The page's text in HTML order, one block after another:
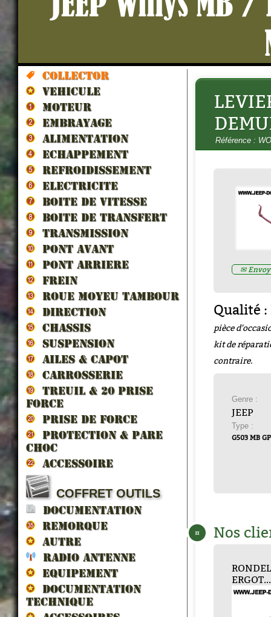
Collector
VEHICULE
MOTEUR
EMBRAYAGE
ALIMENTATION
ECHAPPEMENT
REFROIDISSEMENT
ELECTRICITE
BOITE DE VITESSE
BOITE DE TRANSFERT
TRANSMISSION
PONT AVANT
PONT ARRIERE
FREIN
ROUE MOYEU TAMBOUR
DIRECTION
CHASSIS
SUSPENSION
AILES & CAPOT
CARROSSERIE
TREUIL & 20 prise
force
PRISE DE FORCE
PROTECTION & PARE
CHOC
ACCESSOIRE
COFFRET OUTILS
DOCUMENTATION
REMORQUE
AUTRE
RADIO ANTENNE
EQUIPEMENT
DOCUMENTATION
TECHNIQUE
Référence :
✉
Qualité :
pièce
kit de
contraire.
Genre :
JEEP
Type :
G503 MB
HUILE PONT/BOITE 80W90
collection) 5litres- H80W90
Prix : 70.00€ HT
¤ Nos
RENIFLARD DE V... BOITE
PIGNON TRAIN F...